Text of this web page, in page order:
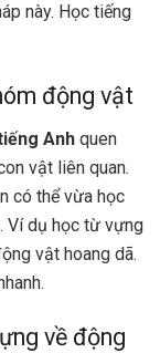
này. Học tiếng
động vật
Anh quen
vật liên quan.
có thể vừa học
Ví dụ học từ vựng
vật hoang dã.
về động